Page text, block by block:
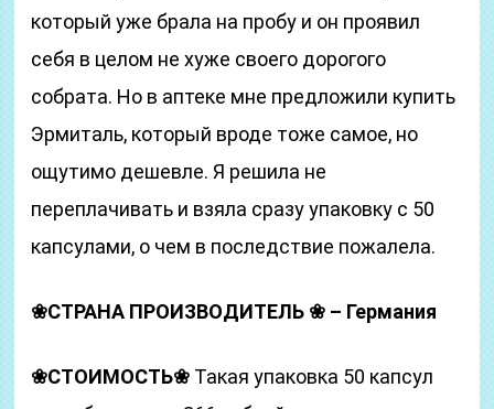
который уже брала на пробу и он проявил
себя в целом не хуже своего дорогого
собрата. Но в аптеке мне предложили купить
Эрмиталь, который вроде тоже самое, но
ощутимо дешевле. Я решила не
переплачивать и взяла сразу упаковку с 50
капсулами, о чем в последствие пожалела.
❀СТРАНА ПРОИЗВОДИТЕЛЬ ❀ – Германия
❀СТОИМОСТЬ❀ Такая упаковка 50 капсул